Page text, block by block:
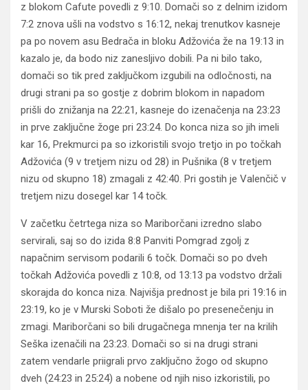
z blokom Cafute povedli z 9:10. Domači so z delnim izidom
7:2 znova ušli na vodstvo s 16:12, nekaj trenutkov kasneje
pa po novem asu Bedrača in bloku Adžovića že na 19:13 in
kazalo je, da bodo niz zanesljivo dobili. Pa ni bilo tako,
domači so tik pred zaključkom izgubili na odločnosti, na
drugi strani pa so gostje z dobrim blokom in napadom
prišli do znižanja na 22:21, kasneje do izenačenja na 23:23
in prve zaključne žoge pri 23:24. Do konca niza so jih imeli
kar 16, Prekmurci pa so izkoristili svojo tretjo in po točkah
Adžovića (9 v tretjem nizu od 28) in Pušnika (8 v tretjem
nizu od skupno 18) zmagali z 42:40. Pri gostih je Valenčič v
tretjem nizu dosegel kar 14 točk.
V začetku četrtega niza so Mariborčani izredno slabo
servirali, saj so do izida 8:8 Panviti Pomgrad zgolj z
napačnim servisom podarili 6 točk. Domači so po dveh
točkah Adžovića povedli z 10:8, od 13:13 pa vodstvo držali
skorajda do konca niza. Najvišja prednost je bila pri 19:16 in
23:19, ko je v Murski Soboti že dišalo po presenečenju in
zmagi. Mariborčani so bili drugačnega mnenja ter na krilih
Seška izenačili na 23:23. Domači so si na drugi strani
zatem vendarle priigrali prvo zaključno žogo od skupno
dveh (24:23 in 25:24) a nobene od njih niso izkoristili, po